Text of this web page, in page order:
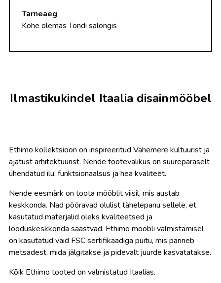
Tarneaeg
Kohe olemas Tondi salongis
Ilmastikukindel Itaalia disainmööbel
Ethimo kollektsioon on inspireeritud Vahemere kultuurist ja
ajatust arhitektuurist. Nende tootevalikus on suurepäraselt
ühendatud ilu, funktsionaalsus ja hea kvaliteet.
Nende eesmärk on toota mööblit viisil, mis austab
keskkonda. Nad pööravad olulist tähelepanu sellele, et
kasutatud materjalid oleks kvaliteetsed ja
looduskeskkonda säästvad. Ethimo mööbli valmistamisel
on kasutatud vaid FSC sertifikaadiga puitu, mis pärineb
metsadest, mida jälgitakse ja pidevalt juurde kasvatatakse.
Kõik Ethimo tooted on valmistatud Itaalias.